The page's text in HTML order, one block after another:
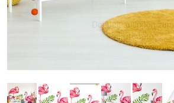
Doppelt antippen zum
vergrößern